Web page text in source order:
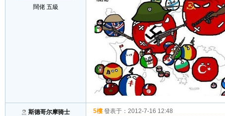
闊佬 五級
斯德哥尔摩骑士 5樓發表于： 2012-7-16 12:48